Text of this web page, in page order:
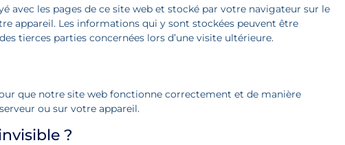
avec les pages de ce site web et stocké par votre navigateur sur le
appareil. Les informations qui y sont stockées peuvent être
tierces parties concernées lors d’une visite ultérieure.
que notre site web fonctionne correctement et de manière
ou sur votre appareil.
?